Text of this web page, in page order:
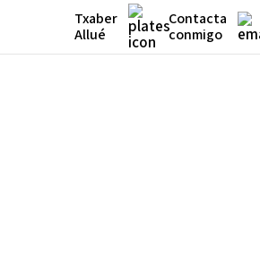
Txaber
Allué
Contacta
conmigo